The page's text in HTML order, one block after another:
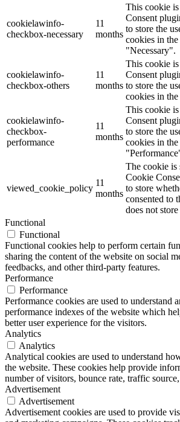
cookielawinfo-
checkbox-necessary
11
months
This cookie
Consent
to store the
cookies in
"Necessary".
cookielawinfo-
checkbox-others
11
months
This cookie
Consent
to store the
cookies in
cookielawinfo-
checkbox-
performance
11
months
This cookie
Consent
to store the
cookies in
viewed_cookie_policy
11
months
The cookie is
Cookie
to store
consented to
does not
Functional
Functional
Functional cookies help to perform certain
sharing the content of the website on social
feedbacks, and other third-party features.
Performance
Performance
Performance cookies are used to understand
performance indexes of the website which
better user experience for the visitors.
Analytics
Analytics
Analytical cookies are used to understand
the website. These cookies help provide
number of visitors, bounce rate, traffic
Advertisement
Advertisement
Advertisement cookies are used to provide